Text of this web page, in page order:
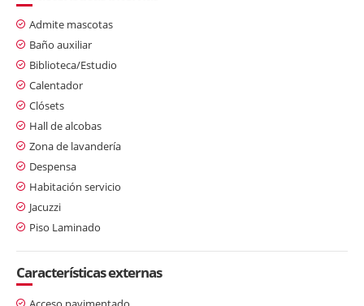
Admite mascotas
Baño auxiliar
Biblioteca/Estudio
Calentador
Clósets
Hall de alcobas
Zona de lavandería
Despensa
Habitación servicio
Jacuzzi
Piso Laminado
Características externas